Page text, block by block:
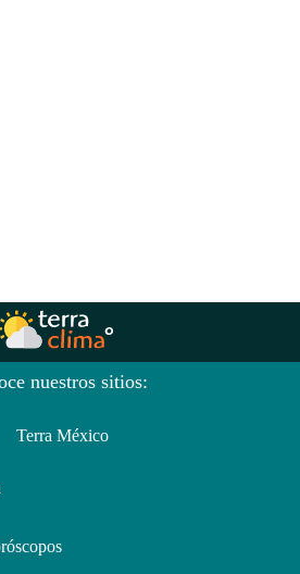
nuestros sitios:
Terra México